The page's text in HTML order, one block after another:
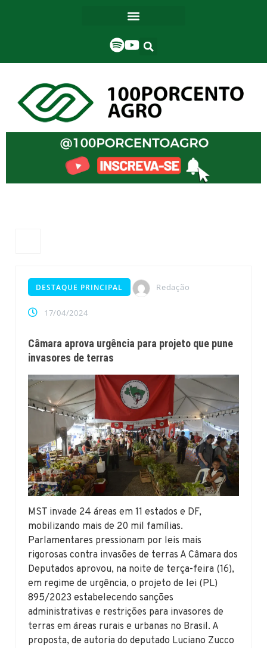
DESTAQUE PRINCIPAL Redação
17/04/2024
Câmara aprova urgência para projeto que pune
invasores de terras
MST invade 24 áreas em 11 estados e DF,
mobilizando mais de 20 mil famílias.
Parlamentares pressionam por leis mais
rigorosas contra invasões de terras A Câmara dos
Deputados aprovou, na noite de terça-feira (16),
em regime de urgência, o projeto de lei (PL)
895/2023 estabelecendo sanções
administrativas e restrições para invasores de
terras em áreas rurais e urbanas no Brasil. A
proposta, de autoria do deputado Luciano Zucco